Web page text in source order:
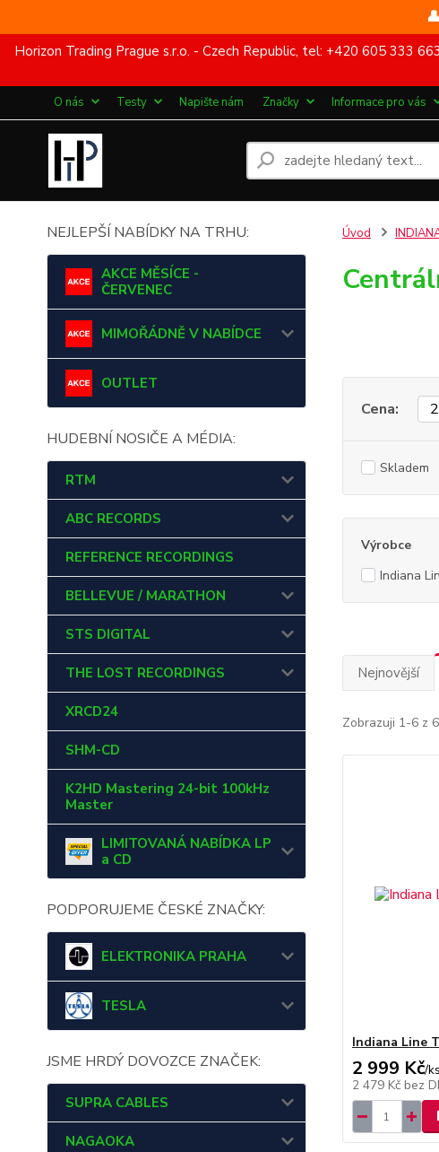
Horizon Trading Prague s.r.o. - Czech Republic, tel: +420 605 333
O nás Testy Napište nám Značky Informace pro vás
NEJLEPŠÍ NABÍDKY NA TRHU:
AKCE MĚSÍCE -
ČERVENEC
MIMOŘÁDNĚ V NABÍDCE
OUTLET
HUDEBNÍ NOSIČE A MÉDIA:
RTM
ABC RECORDS
REFERENCE RECORDINGS
BELLEVUE / MARATHON
STS DIGITAL
THE LOST RECORDINGS
XRCD24
SHM-CD
K2HD Mastering 24-bit 100kHz
Master
LIMITOVANÁ NABÍDKA LP
a CD
PODPORUJEME ČESKÉ ZNAČKY:
ELEKTRONIKA PRAHA
TESLA
JSME HRDÝ DOVOZCE ZNAČEK:
SUPRA CABLES
NAGAOKA
Úvod
Cena:
Skladem
Výrobce
Indiana
Nejnovější
Zobrazuji 1-6 z 6
Indiana Line
2 999 Kč/ks
2 479 Kč bez